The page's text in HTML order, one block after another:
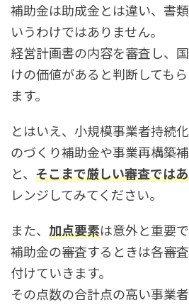
補助金は助成金とは違い、書
いうわけではありません。
経営計画書の内容を審査し、
けの価値があると判断しても
ます。
とはいえ、小規模事業者持続
のづくり補助金や事業再構築
と、 そこまで厳しい審査では
レンジしてみてください。
また、 加点要素は意外と重要で
補助金の審査するときは各審
付けていきます。
その点数の合計点の高い事業